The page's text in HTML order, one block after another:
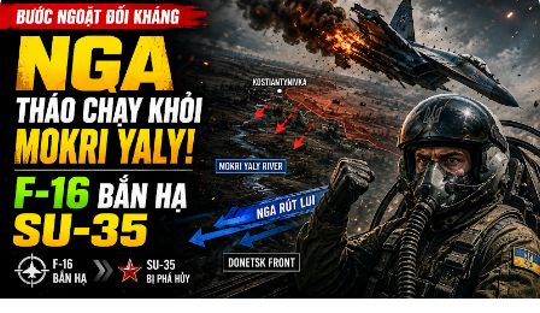
bàn cờ địa chín...